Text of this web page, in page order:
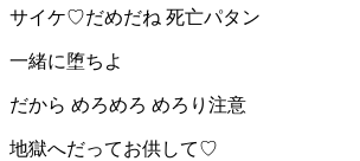
サイケ♡だめだね 死亡パタン
一緒に堕ちよ
だから めろめろ めろり注意
地獄へだってお供して♡